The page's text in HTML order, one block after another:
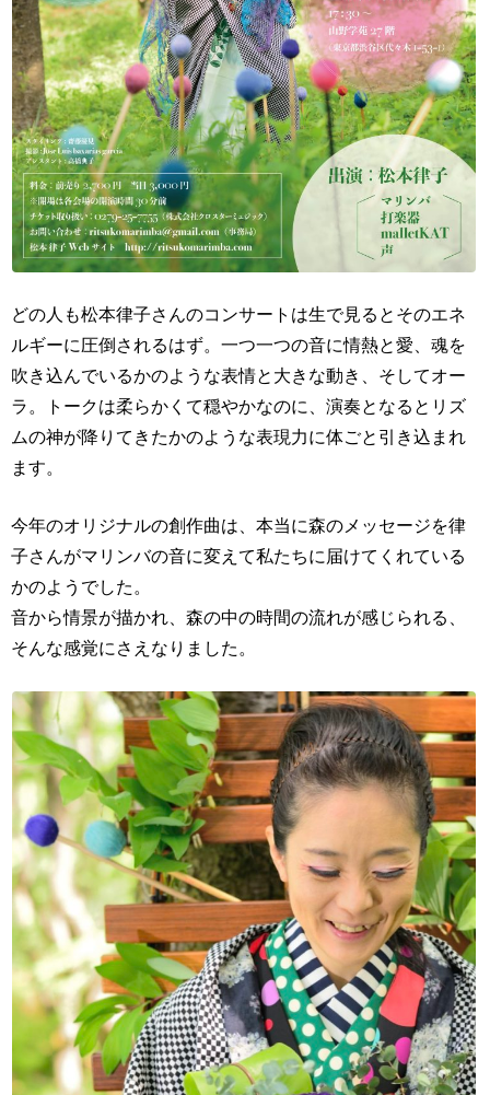
どの人も松本律子さんのコンサートは生で見るとそのエネ
ルギーに圧倒されるはず。一つ一つの音に情熱と愛、魂を
吹き込んでいるかのような表情と大きな動き、そしてオー
ラ。トークは柔らかくて穏やかなのに、演奏となるとリズ
ムの神が降りてきたかのような表現力に体ごと引き込まれ
ます。
今年のオリジナルの創作曲は、本当に森のメッセージを律
子さんがマリンバの音に変えて私たちに届けてくれている
かのようでした。
音から情景が描かれ、森の中の時間の流れが感じられる、
そんな感覚にさえなりました。